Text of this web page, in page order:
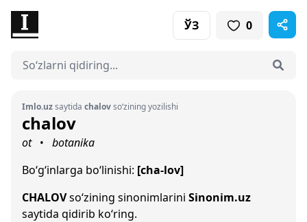
ЎЗ 0
Imlo.uzsaytida chalovso‘zining yozilishi
chalov
ot •
botanika
Bo‘g‘inlarga bo‘linishi: [cha-lov]
CHALOVso‘zining sinonimlarini Sinonim.uz
saytida qidirib ko‘ring.